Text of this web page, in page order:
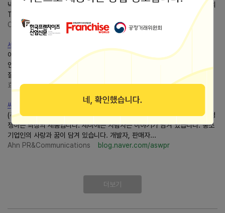
녁 8시 부터 동작센터 2층... 지난 20년간 우리나라에서 사고력&교과 수학의
Top은CMS라는 것을 증명해왔습니다. 사고력과 교과...
CMS영재교육센터ㅣ동작 공식 블로그
blog.naver.com/cmsdj
세무사사무실 기장료 조정료 수납 효성씨엠에스CMS계좌로
이런 상황에 필요한 시스템이 바로 효성씨엠에스입니다.CMS계좌로 안정적
인 자금관리를 할 수 있어 선택이 아닌 필수 서비스가 되어버렸는데요. 아직
잘 몰라서 도입을 하지 않으신 분들을 위해 간단히...
효성CMS+ 1599-1524
blog.naver.com/xlove2580
씨엠에스(CMS)LCD TV'제바 이야기'
(주)씨엠에스(CMS)의 LCD TV'제바'는 중소기업이 만들어 대기업 제품과 경
쟁하는 최상의 제품입니다. 제바에는 사람사는 이야기가 담겨 있습니다. 중소
기업인의 사랑과 꿈이 담겨 있습니다. 개발자, 판매자...
Ahn PR&Communications
blog.naver.com/aswpr
더보기